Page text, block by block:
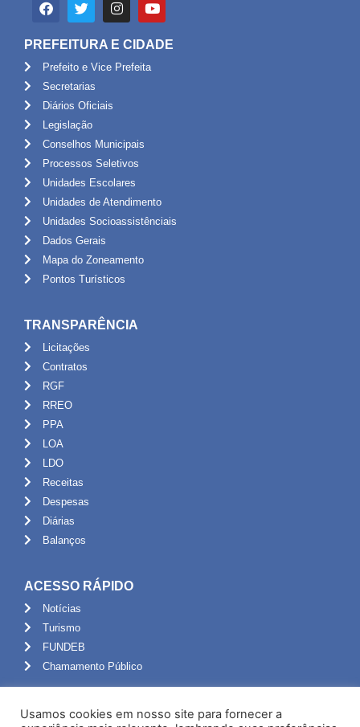
PREFEITURA E CIDADE
Prefeito e Vice Prefeita
Secretarias
Diários Oficiais
Legislação
Conselhos Municipais
Processos Seletivos
Unidades Escolares
Unidades de Atendimento
Unidades Socioassistênciais
Dados Gerais
Mapa do Zoneamento
Pontos Turísticos
TRANSPARÊNCIA
Licitações
Contratos
RGF
RREO
PPA
LOA
LDO
Receitas
Despesas
Diárias
Balanços
ACESSO RÁPIDO
Notícias
Turismo
FUNDEB
Chamamento Público
Usamos cookies em nosso site para fornecer a